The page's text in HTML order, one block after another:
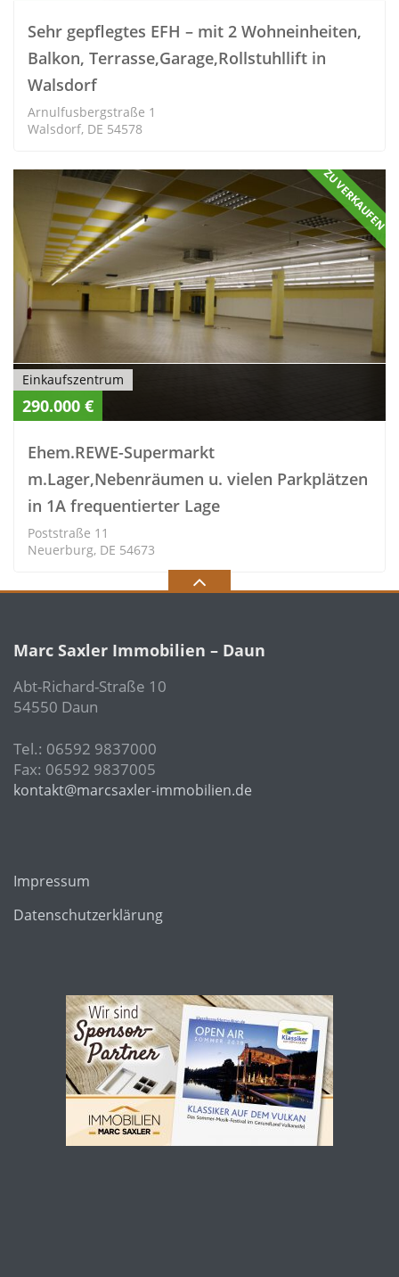
Sehr gepflegtes EFH – mit 2 Wohneinheiten,
Balkon, Terrasse,Garage,Rollstuhllift in
Walsdorf
Arnulfusbergstraße 1
Walsdorf, DE 54578
ZU VERKAUFEN
Einkaufszentrum
290.000 €
Ehem.REWE-Supermarkt
m.Lager,Nebenräumen u. vielen Parkplätzen
in 1A frequentierter Lage
Poststraße 11
Neuerburg, DE 54673
Marc Saxler Immobilien – Daun
Abt-Richard-Straße 10
54550 Daun
Tel.: 06592 9837000
Fax: 06592 9837005
kontakt@marcsaxler-immobilien.de
Impressum
Datenschutzerklärung